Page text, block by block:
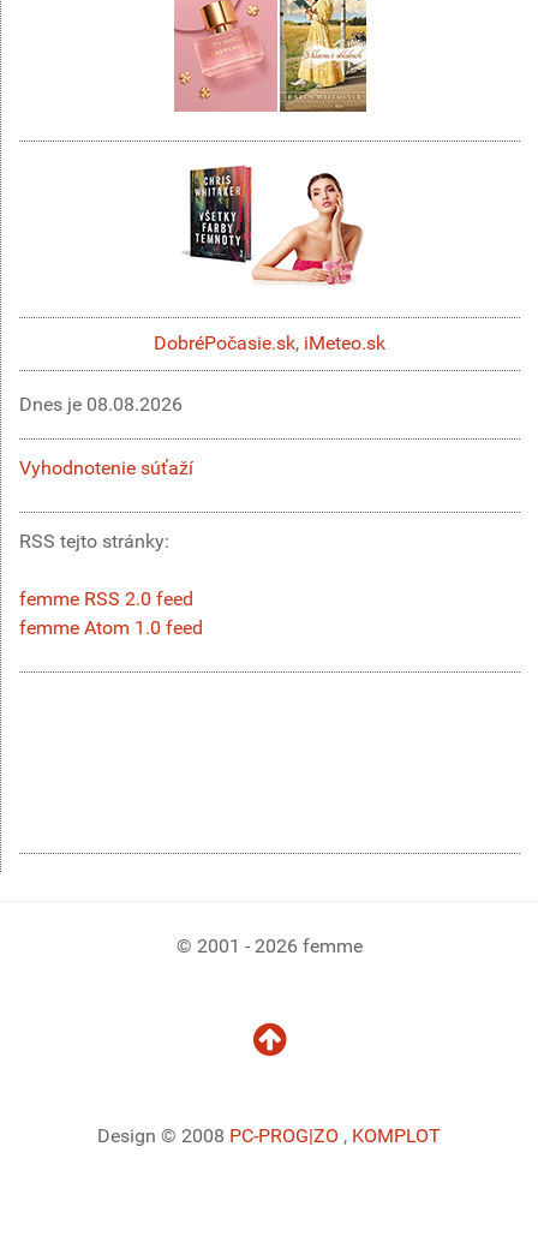
DobréPočasie.sk, iMeteo.sk
Dnes je 08.08.2026
Vyhodnotenie súťaží
RSS tejto stránky:
femme RSS 2.0 feed
femme Atom 1.0 feed
© 2001 - 2026 femme
Design © 2008 PC-PROG|ZO , KOMPLOT